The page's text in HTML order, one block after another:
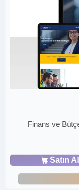
Finans ve
Satın Al